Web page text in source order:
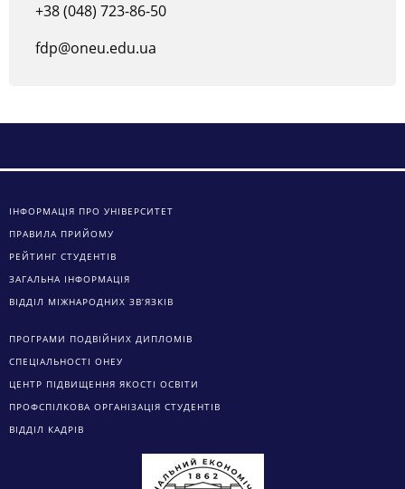
+38 (048) 723-86-50
fdp@oneu.edu.ua
ІНФОРМАЦІЯ ПРО УНІВЕРСИТЕТ
ПРАВИЛА ПРИЙОМУ
РЕЙТИНГ СТУДЕНТІВ
ЗАГАЛЬНА ІНФОРМАЦІЯ
ВІДДІЛ МІЖНАРОДНИХ ЗВ’ЯЗКІВ
ПРОГРАМИ ПОДВІЙНИХ ДИПЛОМІВ
СПЕЦІАЛЬНОСТІ ОНЕУ
ЦЕНТР ПІДВИЩЕННЯ ЯКОСТІ ОСВІТИ
ПРОФСПІЛКОВА ОРГАНІЗАЦІЯ СТУДЕНТІВ
ВІДДІЛ КАДРІВ